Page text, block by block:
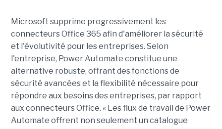
Microsoft supprime progressivement les
connecteurs Office 365 afin d'améliorer la sécurité
et l'évolutivité pour les entreprises. Selon
l'entreprise, Power Automate constitue une
alternative robuste, offrant des fonctions de
sécurité avancées et la flexibilité nécessaire pour
répondre aux besoins des entreprises, par rapport
aux connecteurs Office. « Les flux de travail de Power
Automate offrent non seulement un catalogue